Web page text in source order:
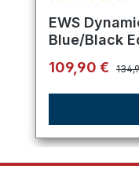
EWS
Blue/Black
109,90 €